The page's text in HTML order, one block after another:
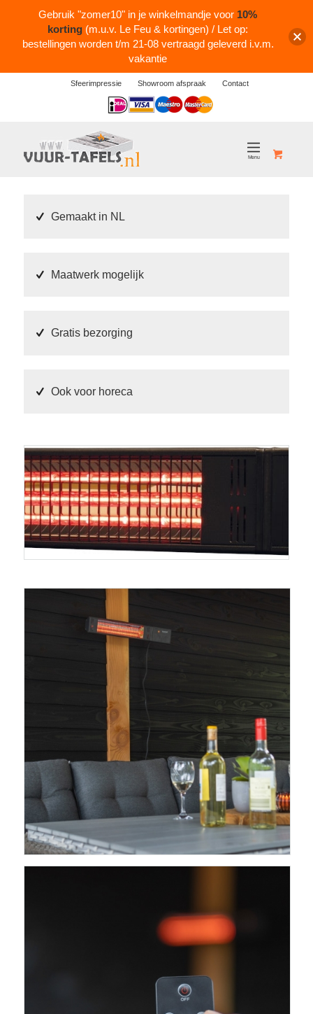
Sfeerimpressie Showroom afspraak Contact
Logos
Gemaakt in NL
Maatwerk mogelijk
Gratis bezorging
Ook voor horeca
Gebruik "zomer10" in je winkelmandje voor 10%
korting (m.u.v. Le Feu & kortingen) / Let op:
bestellingen worden t/m 21-08 vertraagd geleverd i.v.m.
vakantie